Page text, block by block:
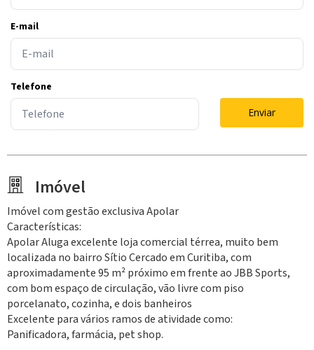
E-mail
Telefone
Enviar
Imóvel
Imóvel com gestão exclusiva Apolar
Características:
Apolar Aluga excelente loja comercial térrea, muito bem
localizada no bairro Sítio Cercado em Curitiba, com
aproximadamente 95 m² próximo em frente ao JBB Sports,
com bom espaço de circulação, vão livre com piso
porcelanato, cozinha, e dois banheiros
Excelente para vários ramos de atividade como:
Panificadora, farmácia, pet shop.